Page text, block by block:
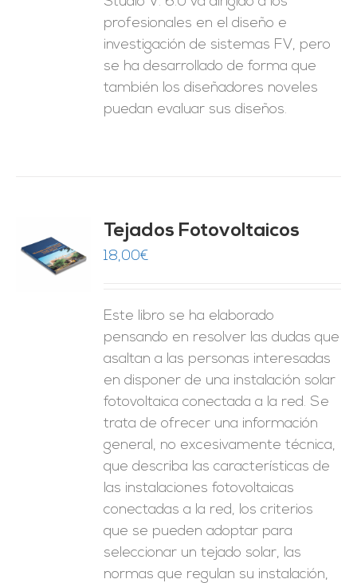
profesionales en el diseño e
investigación de sistemas FV, pero
se ha desarrollado de forma que
también los diseñadores noveles
puedan evaluar sus diseños.
Tejados Fotovoltaicos
18,00€
Este libro se ha elaborado
pensando en resolver las dudas que
asaltan a las personas interesadas
en disponer de una instalación solar
fotovoltaica conectada a la red. Se
trata de ofrecer una información
general, no excesivamente técnica,
que describa las características de
las instalaciones fotovoltaicas
conectadas a la red, los criterios
que se pueden adoptar para
seleccionar un tejado solar, las
normas que regulan su instalación,